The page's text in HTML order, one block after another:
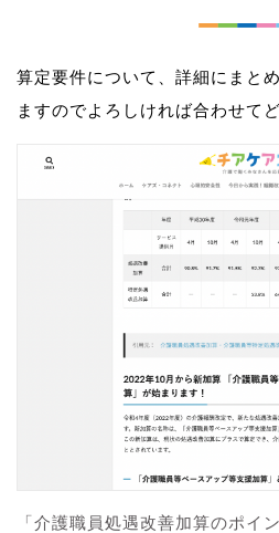
算定要件について、詳細にまと
ますのでよろしければ合わせて
「介護職員処遇改善加算のポイ